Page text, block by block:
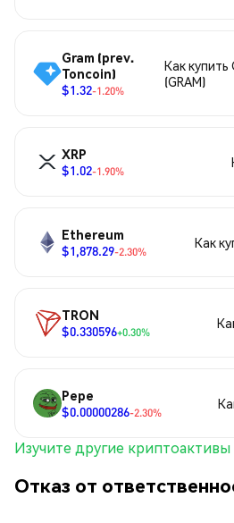
Gram (prev.
Toncoin)
$1.32-1.20%
Как купить
(GRAM)
XRP
$1.02-1.90%
Ethereum
$1,878.29-2.30%
Как
TRON
$0.330596+0.30%
Pepe
$0.00000286-2.30%
Изучите другие криптоактивы
Отказ от